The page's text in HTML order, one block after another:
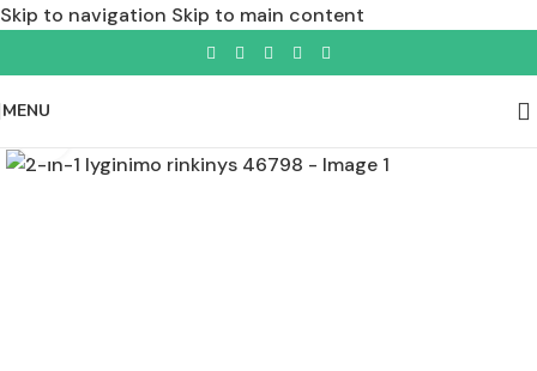
Skip to navigation Skip to main content
MENU